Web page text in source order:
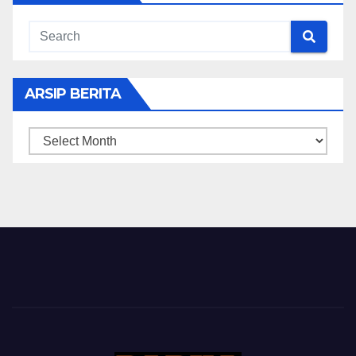
ARSIP BERITA
ARSIP